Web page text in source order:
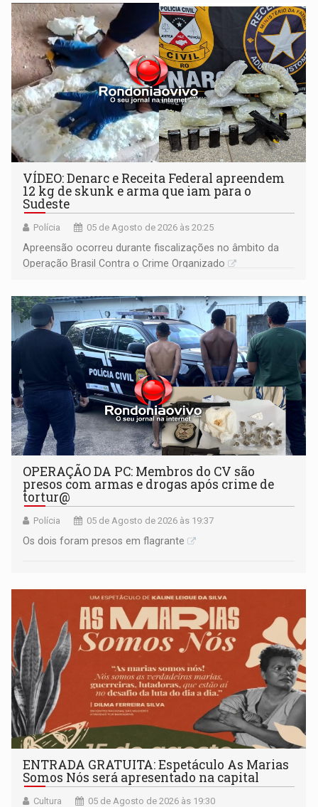
VÍDEO: Denarc e Receita Federal apreendem
12 kg de skunk e arma que iam para o
Sudeste
Polícia 05 de Agosto de 2026 às 20:25
Apreensão ocorreu durante fiscalizações no âmbito da
Operação Brasil Contra o Crime Organizado
OPERAÇÃO DA PC: Membros do CV são
presos com armas e drogas após crime de
tortur@
Polícia 05 de Agosto de 2026 às 19:37
Os dois foram presos em flagrante
ENTRADA GRATUITA: Espetáculo As Marias
Somos Nós será apresentado na capital
Cultura 05 de Agosto de 2026 às 19:30